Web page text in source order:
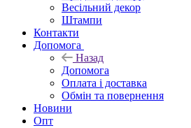
Весільний декор
Штампи
Контакти
Допомога
Назад
Допомога
Оплата і доставка
Обмін та повернення
Новини
Опт